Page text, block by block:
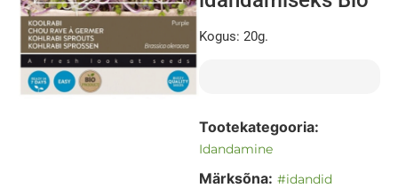
Kogus: 20g.
Tootekategooria:
Idandamine
Märksõna: #idandid